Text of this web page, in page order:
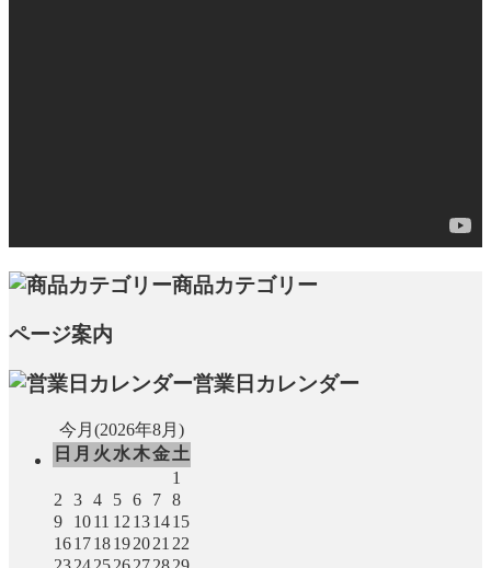
商品カテゴリー
ページ案内
営業日カレンダー
今月(2026年8月)
日 月 火 水木金土
1
2
3 4 5 6 7 8
9
1011 12 131415
161718192021 22